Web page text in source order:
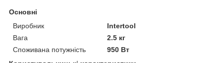
Основні
Виробник
Intertool
Вага
2.5 кг
Споживана потужність
950 Вт